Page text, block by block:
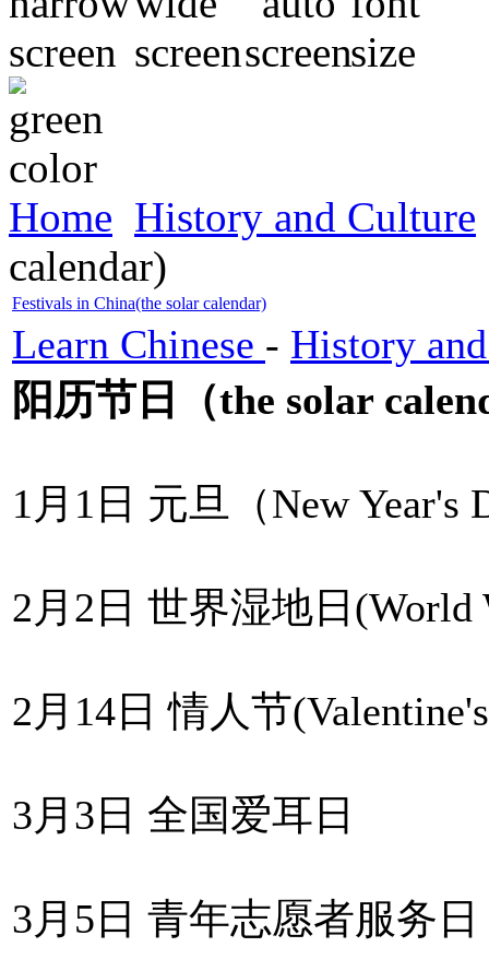
Home History and Culture
calendar)
Festivals in China(the solar calendar)
Learn Chinese - History
阳历节日（the solar
1月1日 元旦（New Year's
2月2日 世界湿地日(World
2月14日 情人节
3月3日 全国爱耳日
3月5日 青年志愿者服务日